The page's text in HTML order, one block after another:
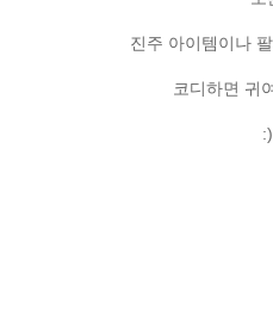
진주 아이템이나
코디하면 귀
:)